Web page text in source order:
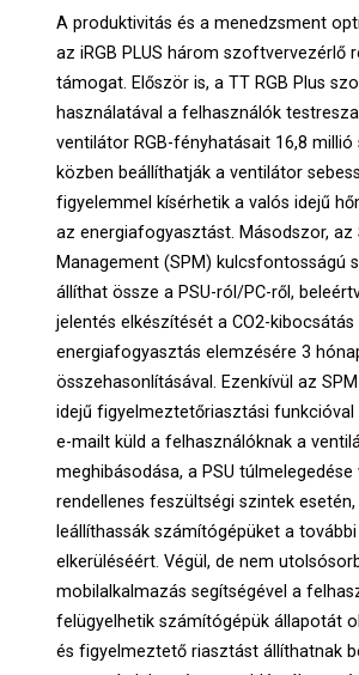
A produktivitás és a menedzsment
az iRGB PLUS három szoftvervezérlő
támogat. Először is, a TT RGB Plus
használatával a felhasználók
ventilátor RGB-fényhatásait 16,8 millió
közben beállíthatják a ventilátor
figyelemmel kísérhetik a valós idejű
az energiafogyasztást. Másodszor, az
Management (SPM) kulcsfontosságú
állíthat össze a PSU-ról/PC-ről,
jelentés elkészítését a CO2-kibocsátás
energiafogyasztás elemzésére 3
összehasonlításával. Ezenkívül az
idejű figyelmeztetőriasztási funkcióval
e-mailt küld a felhasználóknak a
meghibásodása, a PSU túlmelegedése
rendellenes feszültségi szintek
leállíthassák számítógépüket a
elkerüléséért. Végül, de nem
mobilalkalmazás segítségével a
felügyelhetik számítógépük állapotát
és figyelmeztető riasztást állíthatnak